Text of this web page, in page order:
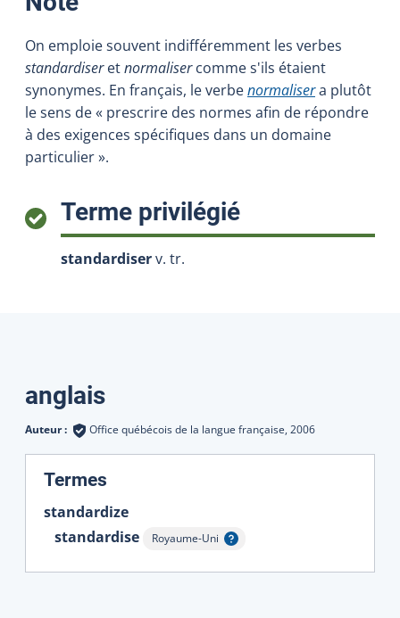
On emploie souvent indifféremment les verbes
standardiseretnormalisercomme s'ils étaient
synonymes. En français, le verbenormalisera plutôt
le sens de « prescrire des normes afin de répondre
à des exigences spécifiques dans un domaine
particulier ».
Terme privilégié:
standardiserv. tr.
Traductions
anglais
Auteur : Office québécois de la langue française, 2006
Termes
standardize
standardise
Royaume-Uni
Afficher l'infobulle